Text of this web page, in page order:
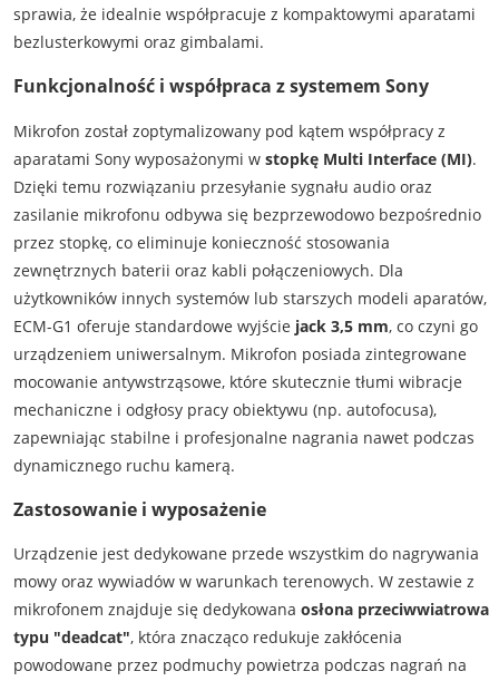
sprawia, że idealnie współpracuje z kompaktowymi aparatami
bezlusterkowymi oraz gimbalami.
Funkcjonalność i współpraca z systemem Sony
Mikrofon został zoptymalizowany pod kątem współpracy z
aparatami Sony wyposażonymi w stopkę Multi Interface (MI).
Dzięki temu rozwiązaniu przesyłanie sygnału audio oraz
zasilanie mikrofonu odbywa się bezprzewodowo bezpośrednio
przez stopkę, co eliminuje konieczność stosowania
zewnętrznych baterii oraz kabli połączeniowych. Dla
użytkowników innych systemów lub starszych modeli aparatów,
ECM-G1 oferuje standardowe wyjście jack 3,5 mm, co czyni go
urządzeniem uniwersalnym. Mikrofon posiada zintegrowane
mocowanie antywstrząsowe, które skutecznie tłumi wibracje
mechaniczne i odgłosy pracy obiektywu (np. autofocusa),
zapewniając stabilne i profesjonalne nagrania nawet podczas
dynamicznego ruchu kamerą.
Zastosowanie i wyposażenie
Urządzenie jest dedykowane przede wszystkim do nagrywania
mowy oraz wywiadów w warunkach terenowych. W zestawie z
mikrofonem znajduje się dedykowana osłona przeciwwiatrowa
typu "deadcat", która znacząco redukuje zakłócenia
powodowane przez podmuchy powietrza podczas nagrań na